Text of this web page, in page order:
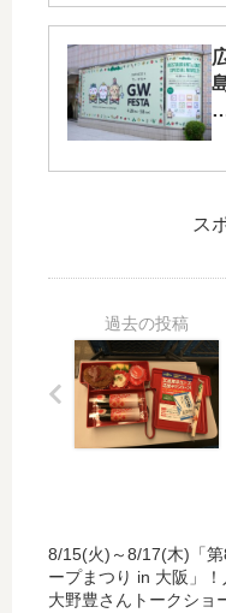
で
「
キ
キ
G
の
G.
ST
ス
8/15(火)～8/17(木)「第
ープまつり in 大阪」！
大野豊さんトークショ